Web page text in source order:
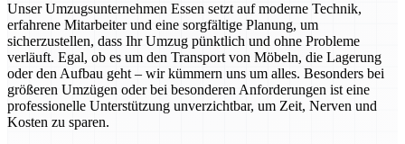
Unser Umzugsunternehmen Essen setzt auf moderne Technik,
erfahrene Mitarbeiter und eine sorgfältige Planung, um
sicherzustellen, dass Ihr Umzug pünktlich und ohne Probleme
verläuft. Egal, ob es um den Transport von Möbeln, die Lagerung
oder den Aufbau geht – wir kümmern uns um alles. Besonders bei
größeren Umzügen oder bei besonderen Anforderungen ist eine
professionelle Unterstützung unverzichtbar, um Zeit, Nerven und
Kosten zu sparen.